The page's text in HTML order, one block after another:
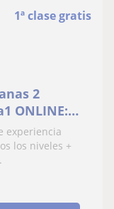
1ª clase gratis
2
ONLINE:
experiencia
los niveles +